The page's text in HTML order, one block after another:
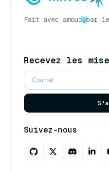
Fait avec amour par
Recevez les
Suivez-nous